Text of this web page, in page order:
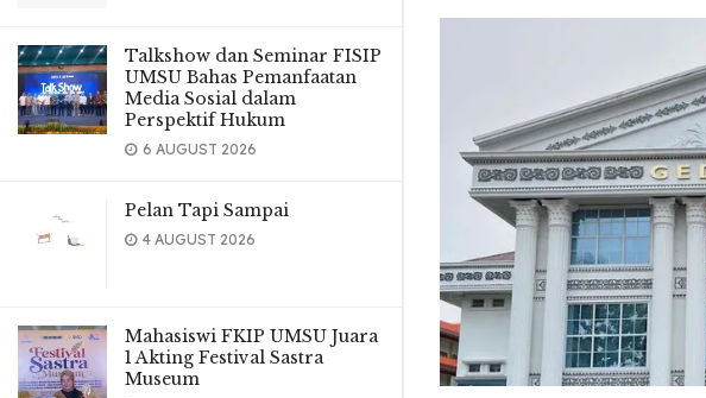
Talkshow dan Seminar FISIP
UMSU Bahas Pemanfaatan
Media Sosial dalam
Perspektif Hukum
6 AUGUST 2026
Pelan Tapi Sampai
4 AUGUST 2026
Mahasiswi FKIP UMSU Juara
1 Akting Festival Sastra
Museum